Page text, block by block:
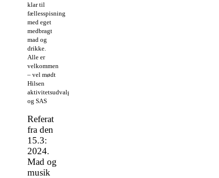
klar til
fællesspisning
med eget
medbragt
mad og
drikke.
Alle er
velkommen
– vel mødt
Hilsen
aktivitetsudvalget
og SAS
Referat
fra den
15.3:
2024.
Mad og
musik